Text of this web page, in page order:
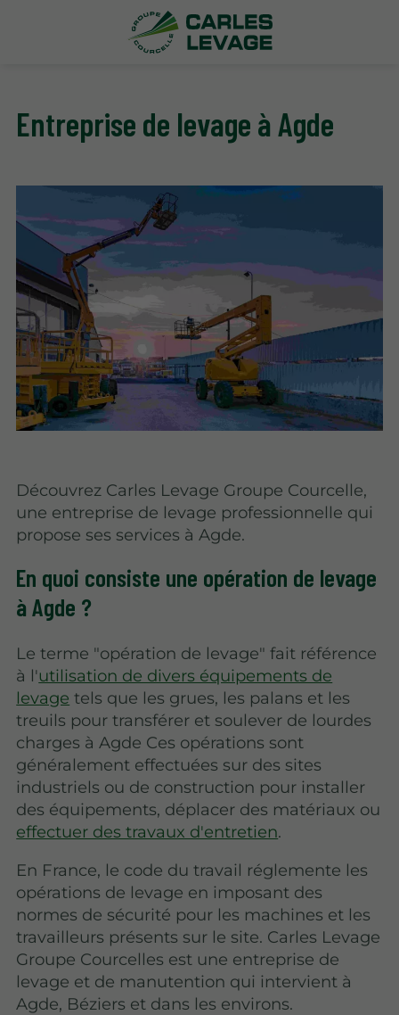
Entreprise de levage à Agde
Découvrez Carles Levage Groupe Courcelle,
une entreprise de levage professionnelle qui
propose ses services à Agde.
En quoi consiste une opération de levage
à Agde ?
Le terme "opération de levage" fait référence
à l'utilisation de divers équipements de
levage tels que les grues, les palans et les
treuils pour transférer et soulever de lourdes
charges à Agde Ces opérations sont
généralement effectuées sur des sites
industriels ou de construction pour installer
des équipements, déplacer des matériaux ou
effectuer des travaux d'entretien.
En France, le code du travail réglemente les
opérations de levage en imposant des
normes de sécurité pour les machines et les
travailleurs présents sur le site. Carles Levage
Groupe Courcelles est une entreprise de
levage et de manutention qui intervient à
Agde, Béziers et dans les environs.